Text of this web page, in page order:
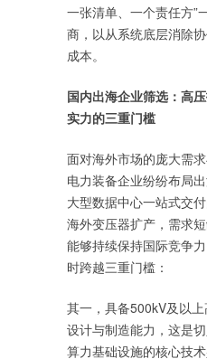
一张清单、一个责任方”
商，以从系统底层消除
成本。
国内出海企业筛选：高
实力的三重门槛
面对海外市场的庞大需
电力装备企业纷纷布局
大型数据中心一站式交
海外变压器扩产，需求
能够持续保持国际竞争
时跨越三重门槛：
其一，具备500kV及以
设计与制造能力，这是
算力基础设施的核心技术